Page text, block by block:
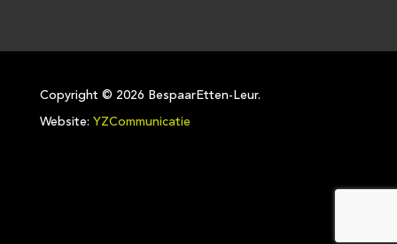
Copyright © 2026 BespaarEtten-Leur.
Website: YZCommunicatie